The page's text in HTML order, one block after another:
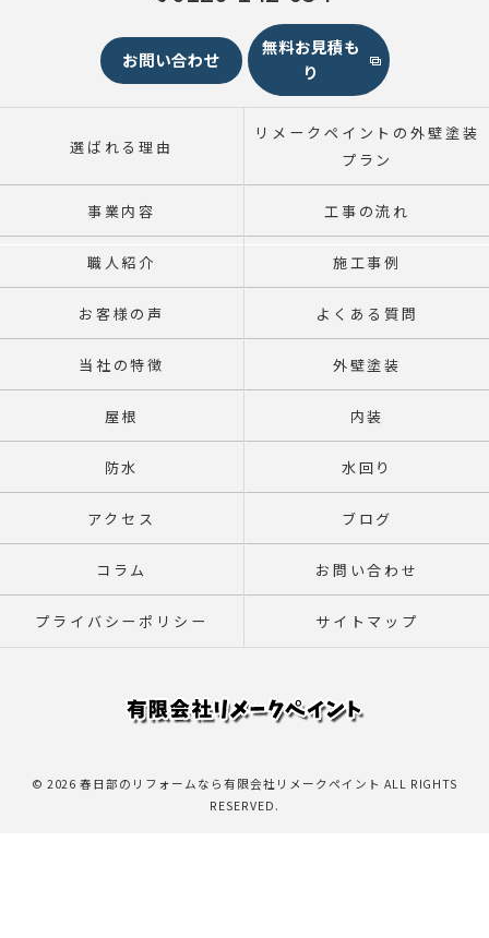
お問い合わせ
無料お見積も
り
選ばれる理由
リメークペイントの外壁塗装
プラン
事業内容 工事の流れ
職人紹介 施工事例
お客様の声 よくある質問
当社の特徴 外壁塗装
屋根 内装
防水 水回り
アクセス ブログ
コラム お問い合わせ
プライバシーポリシー サイトマップ
© 2026 春日部のリフォームなら有限会社リメークペイント ALL RIGHTS
RESERVED.